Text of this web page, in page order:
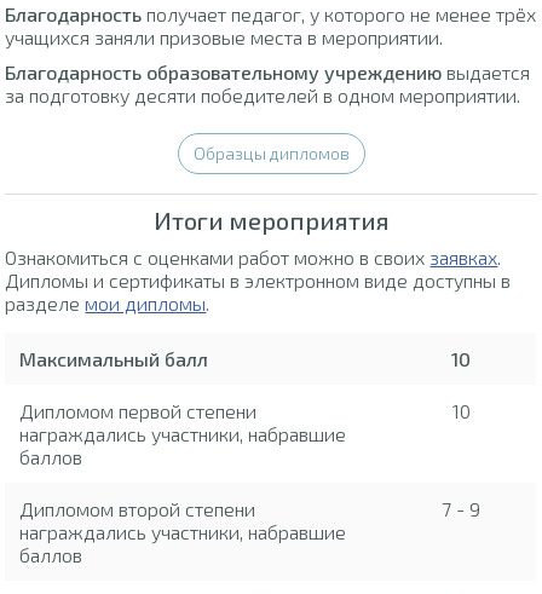
Благодарность получает педагог, у которого не менее трёх
учащихся заняли призовые места в мероприятии.
Благодарность образовательному учреждению выдается
за подготовку десяти победителей в одном мероприятии.
Образцы дипломов
Итоги мероприятия
Ознакомиться с оценками работ можно в своих заявках.
Дипломы и сертификаты в электронном виде доступны в
разделемои дипломы.
Максимальный балл 10
Дипломом первой степени
награждались участники, набравшие
баллов
10
Дипломом второй степени
награждались участники, набравшие
баллов
7 - 9